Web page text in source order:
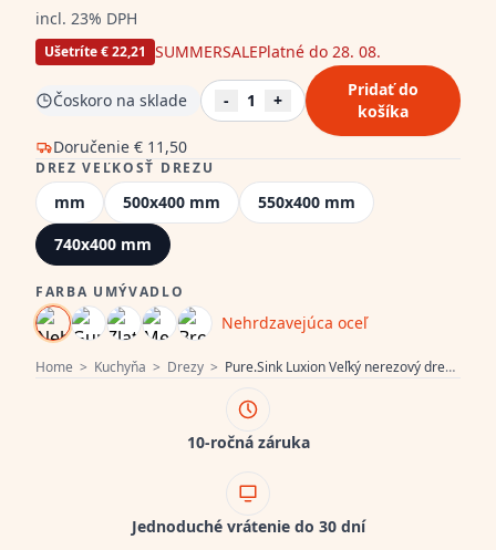
Home > Kuchyňa > Drezy > Pure.Sink Luxion Veľký nerezový drez 74x40 cm podstavný, zapustený a nadstavbový PLX7440-02
incl. 23% DPH
Ušetríte € 22,21 SUMMERSALEPlatné do 28. 08.
Doručenie € 11,50
Čoskoro na sklade - 1 +
Pridať do
košíka
DREZ VEĽKOSŤ DREZU
mm 500x400 mm
550x400 mm
740x400 mm
FARBA UMÝVADLO
Nehrdzavejúca oceľ
10-ročná záruka
Jednoduché vrátenie do 30 dní